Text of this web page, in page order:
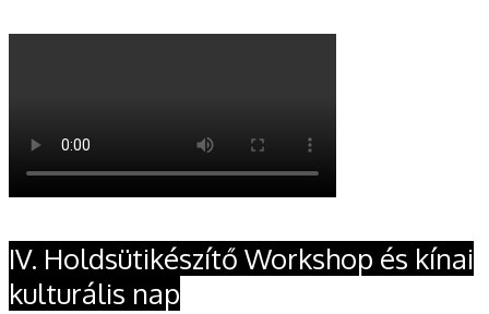
IV. Holdsütikészítő Workshop és kínai
kulturális nap